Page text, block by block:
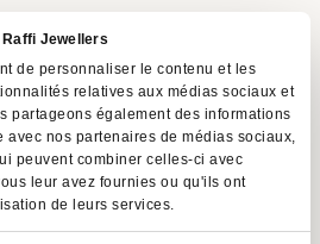
Jewellers
de personnaliser le contenu et les
relatives aux médias sociaux et
partageons également des informations
nos partenaires de médias sociaux,
peuvent combiner celles-ci avec
leur avez fournies ou qu'ils ont
de leurs services.